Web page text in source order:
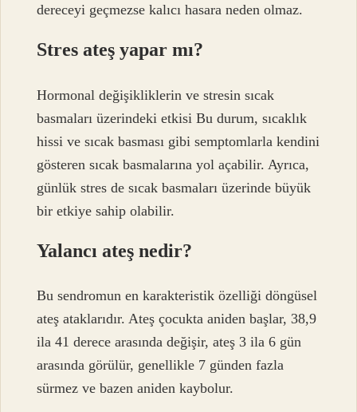
dereceyi geçmezse kalıcı hasara neden olmaz.
Stres ateş yapar mı?
Hormonal değişikliklerin ve stresin sıcak
basmaları üzerindeki etkisi Bu durum, sıcaklık
hissi ve sıcak basması gibi semptomlarla kendini
gösteren sıcak basmalarına yol açabilir. Ayrıca,
günlük stres de sıcak basmaları üzerinde büyük
bir etkiye sahip olabilir.
Yalancı ateş nedir?
Bu sendromun en karakteristik özelliği döngüsel
ateş ataklarıdır. Ateş çocukta aniden başlar, 38,9
ila 41 derece arasında değişir, ateş 3 ila 6 gün
arasında görülür, genellikle 7 günden fazla
sürmez ve bazen aniden kaybolur.